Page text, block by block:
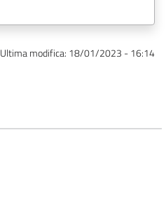
Ultima modifica: 18/01/2023 - 16:14